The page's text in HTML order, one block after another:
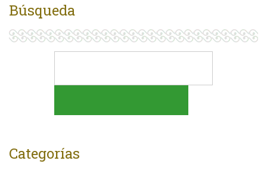
Búsqueda
Categorías